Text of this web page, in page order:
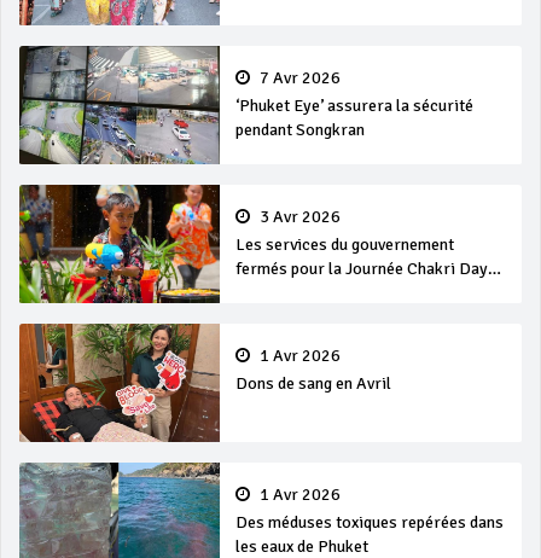
7 Avr 2026
‘Phuket Eye’ assurera la sécurité
pendant Songkran
3 Avr 2026
Les services du gouvernement
fermés pour la Journée Chakri Day
1 Avr 2026
Dons de sang en Avril
1 Avr 2026
Des méduses toxiques repérées dans
les eaux de Phuket